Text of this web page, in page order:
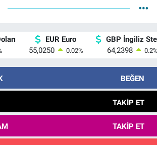
EUR Euro
55,0250
0.02%
GBP İngiliz
64,2398
0.2
BEĞEN
TAKIP ET
TAKIP ET